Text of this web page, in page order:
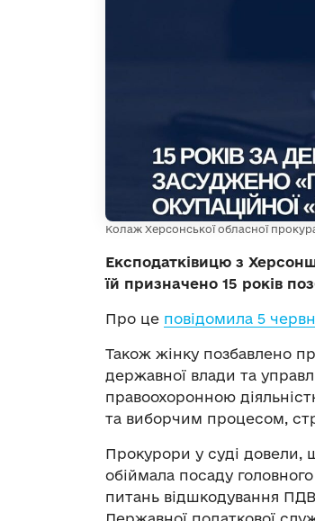
Колаж Херсонської обласної
Експодатківицю з
їй призначено 15 років
Про це повідомила 5
Також жінку позбавлено
державної влади та
правоохоронною
та виборчим процесом,
Прокурори у суді довели,
обіймала посаду
питань відшкодування ПДВ